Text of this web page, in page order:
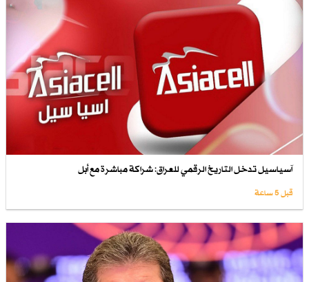
آسياسيل تدخل التاريخ الرقمي للعراق: شراكة مباشرة مع أبل
قبل 5 ساعة